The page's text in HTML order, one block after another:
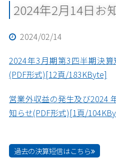
2024年2月14日お
2024/02/14
2024年3月期第3四半期決算
(PDF形式)[12頁/183KByte]
営業外収益の発生及び2024
知らせ(PDF形式)[1頁/
過去の決算短信はこちら